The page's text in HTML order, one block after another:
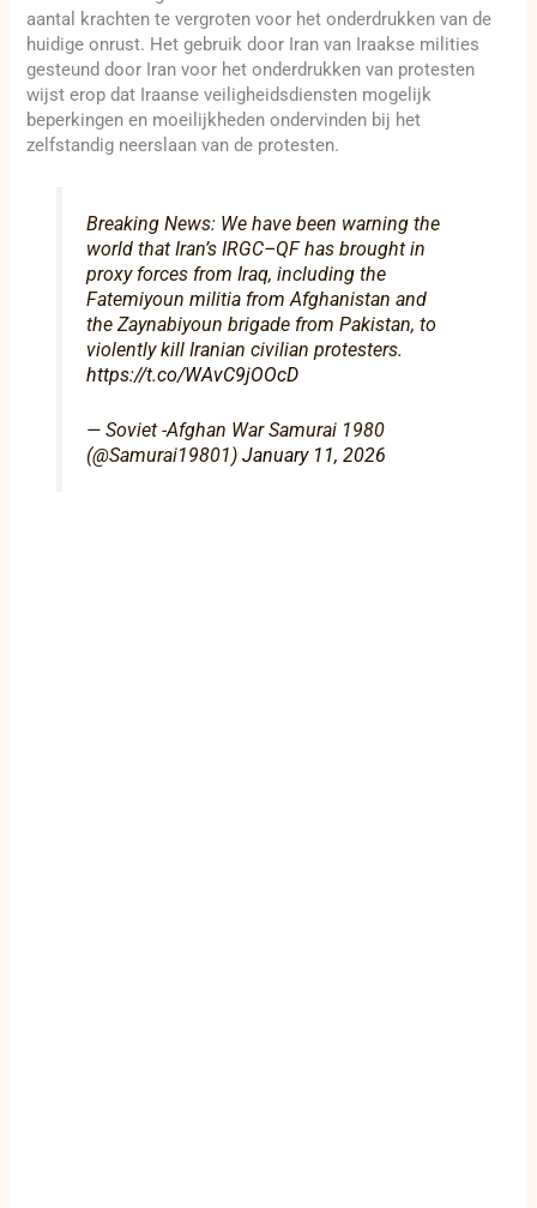
aantal krachten te vergroten voor het onderdrukken van de
huidige onrust. Het gebruik door Iran van Iraakse milities
gesteund door Iran voor het onderdrukken van protesten
wijst erop dat Iraanse veiligheidsdiensten mogelijk
beperkingen en moeilijkheden ondervinden bij het
zelfstandig neerslaan van de protesten.
Breaking News: We have been warning the
world that Iran’s IRGC–QF has brought in
proxy forces from Iraq, including the
Fatemiyoun militia from Afghanistan and
the Zaynabiyoun brigade from Pakistan, to
violently kill Iranian civilian protesters.
https://t.co/WAvC9jOOcD
— Soviet -Afghan War Samurai 1980
(@Samurai19801) January 11, 2026